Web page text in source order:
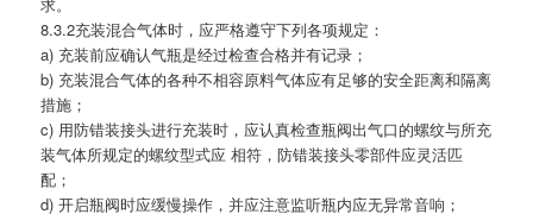
8.3.2充装混合气体时，应严格遵守下列各项规定：
a) 充装前应确认气瓶是经过检查合格并有记录；
b) 充装混合气体的各种不相容原料气体应有足够的安全距离和隔离
措施；
c) 用防错装接头进行充装时，应认真检查瓶阀出气口的螺纹与所充
装气体所规定的螺纹型式应 相符，防错装接头零部件应灵活匹
配；
d) 开启瓶阀时应缓慢操作，并应注意监听瓶内应无异常音响；